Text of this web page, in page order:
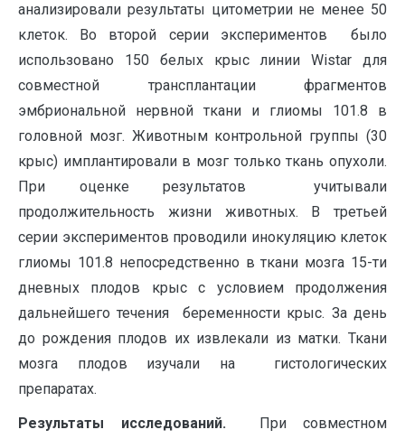
анализировали результаты цитометрии не менее 50
клеток. Во второй серии экспериментов было
использовано 150 белых крыс линии Wistar для
совместной трансплантации фрагментов
эмбриональной нервной ткани и глиомы 101.8 в
головной мозг. Животным контрольной группы (30
крыс) имплантировали в мозг только ткань опухоли.
При оценке результатов учитывали
продолжительность жизни животных. В третьей
серии экспериментов проводили инокуляцию клеток
глиомы 101.8 непосредственно в ткани мозга 15-ти
дневных плодов крыс с условием продолжения
дальнейшего течения беременности крыс. За день
до рождения плодов их извлекали из матки. Ткани
мозга плодов изучали на гистологических
препаратах.
Результаты исследований. При совместном